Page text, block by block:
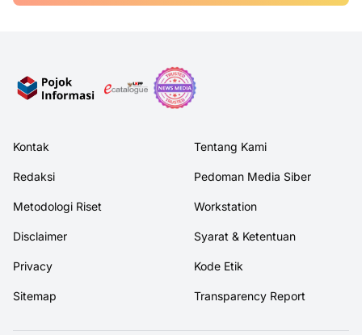
Kontak Tentang Kami
Redaksi Pedoman Media Siber
Metodologi Riset Workstation
Disclaimer Syarat & Ketentuan
Privacy Kode Etik
Sitemap Transparency Report